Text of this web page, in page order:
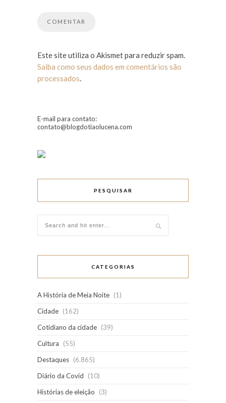
Este site utiliza o Akismet para reduzir spam.
Saiba como seus dados em comentários são
processados.
E-mail para contato:
contato@blogdotiaolucena.com
PESQUISAR
CATEGORIAS
A História de Meia Noite (1)
Cidade (162)
Cotidiano da cidade (39)
Cultura
(55)
Destaques (6.865)
Diário da Covid
(10)
Histórias de eleição
(3)